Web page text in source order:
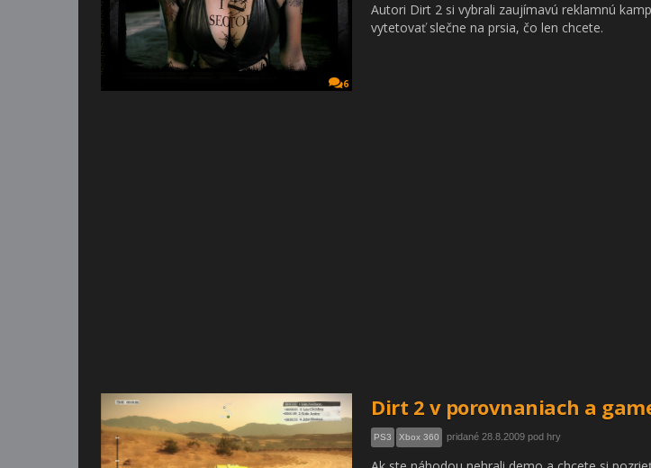
6
Autori Dirt 2 si vybrali zaujímavú reklamnú
vytetovať slečne na prsia, čo len chcete.
Dirt 2 v porovnaniach a
PS3 Xbox 360 pridané 28.8.2009 pod hry